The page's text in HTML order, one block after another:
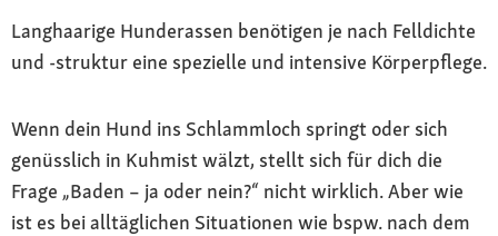
Langhaarige Hunderassen benötigen je nach Felldichte
und -struktur eine spezielle und intensive Körperpflege.
Wenn dein Hund ins Schlammloch springt oder sich
genüsslich in Kuhmist wälzt, stellt sich für dich die
Frage „Baden – ja oder nein?“ nicht wirklich. Aber wie
ist es bei alltäglichen Situationen wie bspw. nach dem